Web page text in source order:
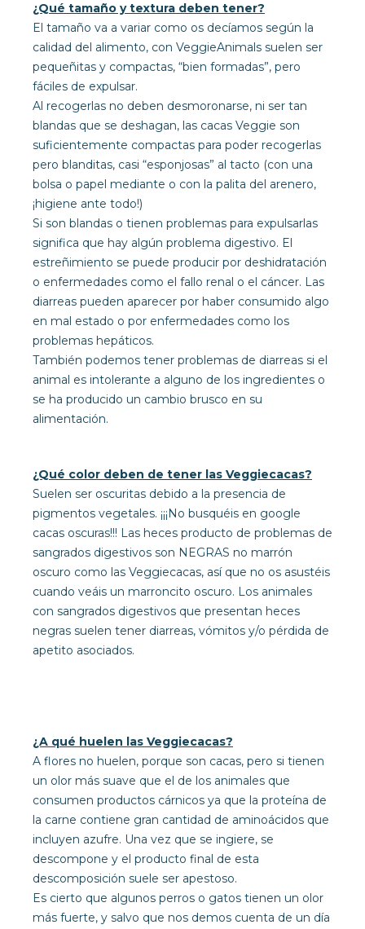
¿Qué tamaño y textura deben tener?
El tamaño va a variar como os decíamos según la
calidad del alimento, con VeggieAnimals suelen ser
pequeñitas y compactas, “bien formadas”, pero
fáciles de expulsar.
Al recogerlas no deben desmoronarse, ni ser tan
blandas que se deshagan, las cacas Veggie son
suficientemente compactas para poder recogerlas
pero blanditas, casi “esponjosas” al tacto (con una
bolsa o papel mediante o con la palita del arenero,
¡higiene ante todo!)
Si son blandas o tienen problemas para expulsarlas
significa que hay algún problema digestivo. El
estreñimiento se puede producir por deshidratación
o enfermedades como el fallo renal o el cáncer. Las
diarreas pueden aparecer por haber consumido algo
en mal estado o por enfermedades como los
problemas hepáticos.
También podemos tener problemas de diarreas si el
animal es intolerante a alguno de los ingredientes o
se ha producido un cambio brusco en su
alimentación.
¿Qué color deben de tener las Veggiecacas?
Suelen ser oscuritas debido a la presencia de
pigmentos vegetales. ¡¡¡No busquéis en google
cacas oscuras!!! Las heces producto de problemas de
sangrados digestivos son NEGRAS no marrón
oscuro como las Veggiecacas, así que no os asustéis
cuando veáis un marroncito oscuro. Los animales
con sangrados digestivos que presentan heces
negras suelen tener diarreas, vómitos y/o pérdida de
apetito asociados.
¿A qué huelen las Veggiecacas?
A flores no huelen, porque son cacas, pero si tienen
un olor más suave que el de los animales que
consumen productos cárnicos ya que la proteína de
la carne contiene gran cantidad de aminoácidos que
incluyen azufre. Una vez que se ingiere, se
descompone y el producto final de esta
descomposición suele ser apestoso.
Es cierto que algunos perros o gatos tienen un olor
más fuerte, y salvo que nos demos cuenta de un día